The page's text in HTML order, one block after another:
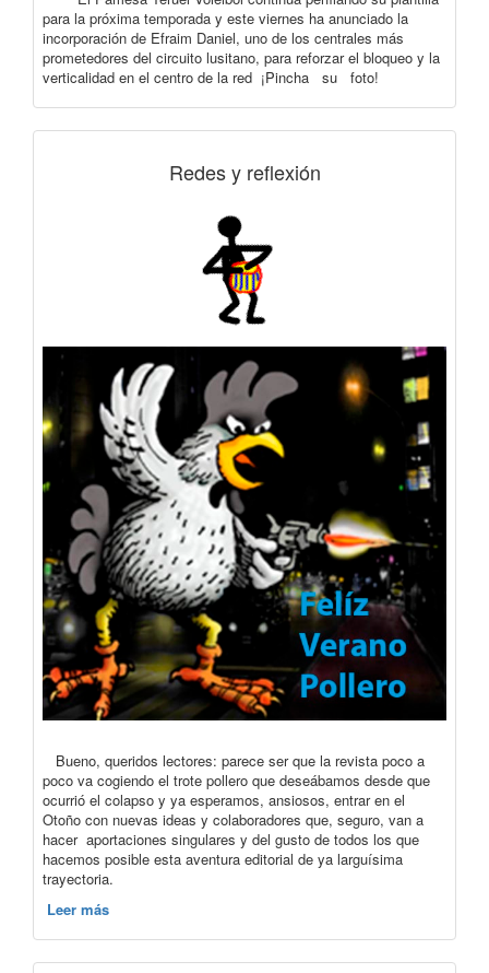
para la próxima temporada y este viernes ha anunciado la
incorporación de Efraim Daniel, uno de los centrales más
prometedores del circuito lusitano, para reforzar el bloqueo y la
verticalidad en el centro de la red ¡Pincha su foto!
Redes y reflexión
Bueno, queridos lectores: parece ser que la revista poco a
poco va cogiendo el trote pollero que deseábamos desde que
ocurrió el colapso y ya esperamos, ansiosos, entrar en el
Otoño con nuevas ideas y colaboradores que, seguro, van a
hacer aportaciones singulares y del gusto de todos los que
hacemos posible esta aventura editorial de ya larguísima
trayectoria.
Leer más